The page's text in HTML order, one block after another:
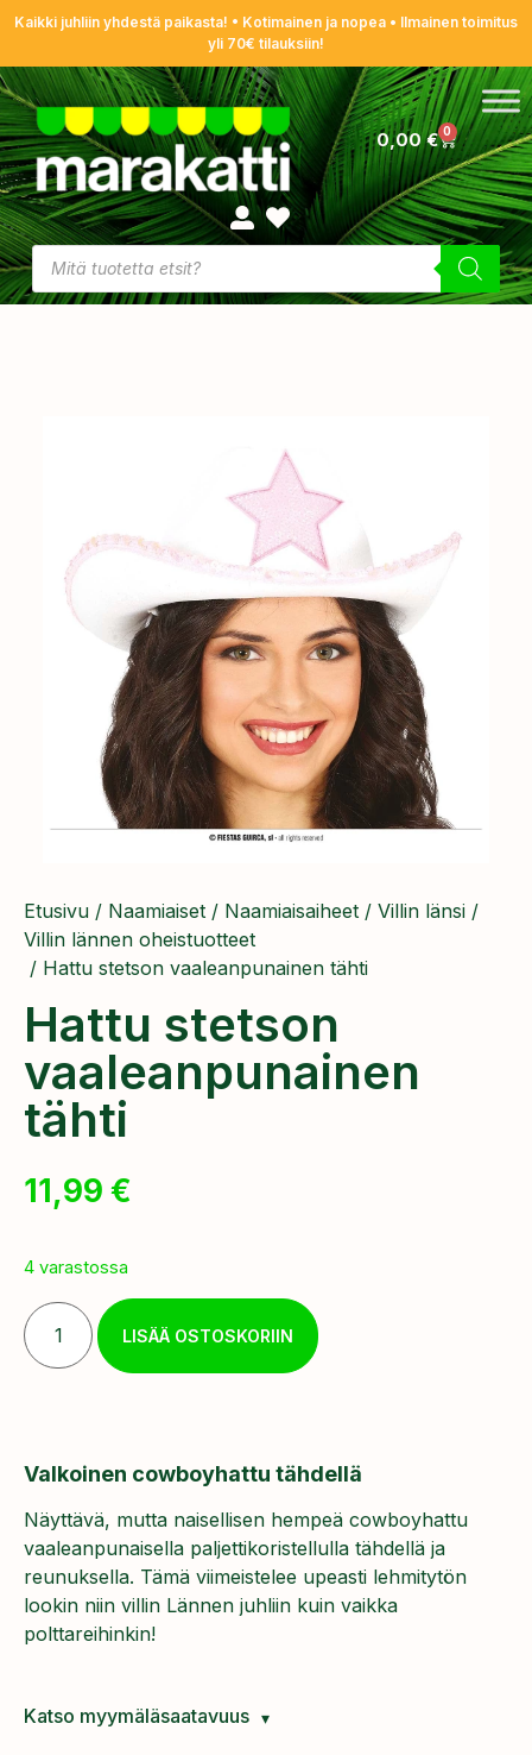
Kaikki juhliin yhdestä paikasta! • Kotimainen ja nopea • Ilmainen toimitus
yli 70€ tilauksiin!
0,00€ 0
Etusivu / Naamiaiset / Naamiaisaiheet / Villin länsi /
Villin lännen oheistuotteet
/ Hattu stetson vaaleanpunainen tähti
Hattu stetson
vaaleanpunainen
tähti
11,99 €
4 varastossa
LISÄÄ OSTOSKORIIN
Valkoinen cowboyhattu tähdellä
Näyttävä, mutta naisellisen hempeä cowboyhattu
vaaleanpunaisella paljettikoristellulla tähdellä ja
reunuksella. Tämä viimeistelee upeasti lehmitytön
lookin niin villin Lännen juhliin kuin vaikka
polttareihinkin!
Katso myymäläsaatavuus